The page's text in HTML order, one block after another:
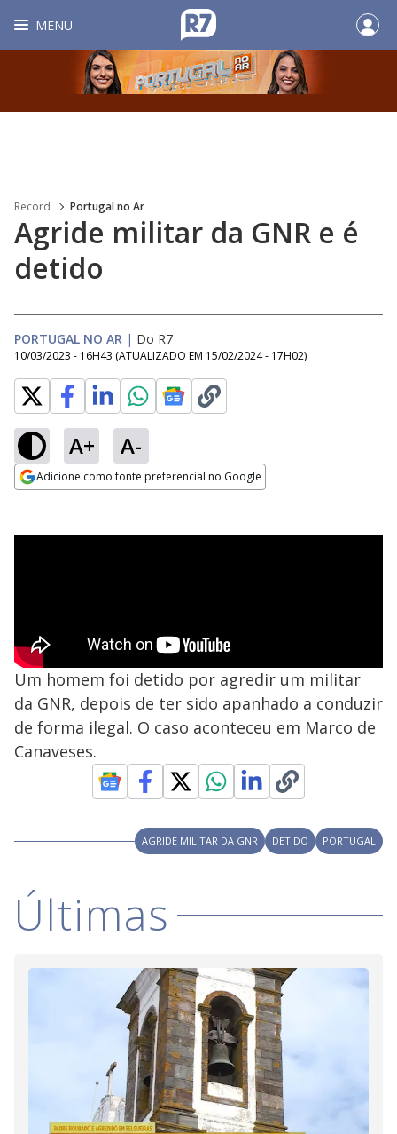
MENU
Record Portugal no Ar
Agride militar da GNR e é
detido
PORTUGAL NO AR | Do R7
10/03/2023 - 16H43 (ATUALIZADO EM 15/02/2024 - 17H02)
A+ A-
Adicione como fonte preferencial no Google
Um homem foi detido por agredir um militar
da GNR, depois de ter sido apanhado a conduzir
de forma ilegal. O caso aconteceu em Marco de
Canaveses.
AGRIDE MILITAR DA GNR DETIDO PORTUGAL
Últimas